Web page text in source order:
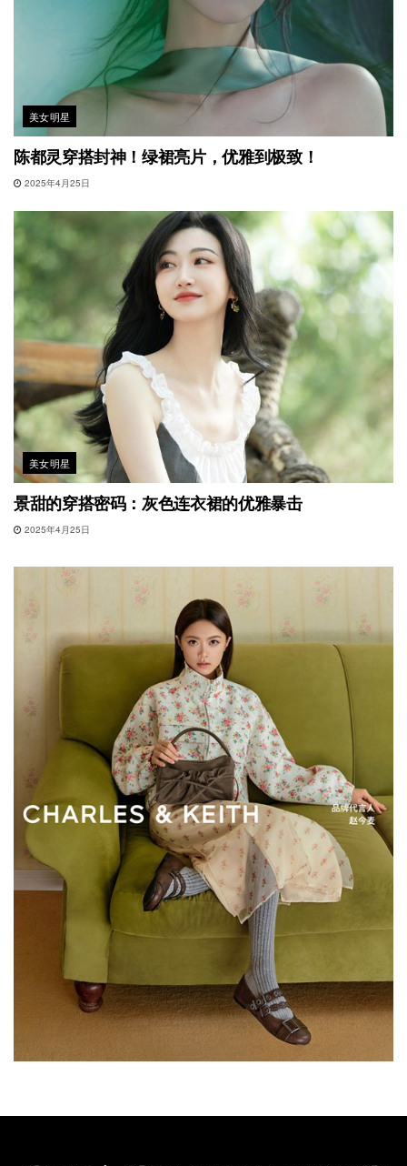
美女明星
陈都灵穿搭封神！绿裙亮片，优雅到极致！
2025年4月25日
美女明星
景甜的穿搭密码：灰色连衣裙的优雅暴击
2025年4月25日